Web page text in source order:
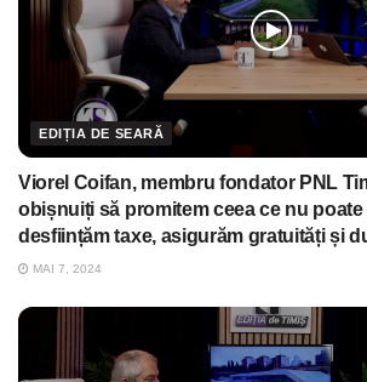
EDIȚIA DE SEARĂ
Viorel Coifan, membru fondator PNL
obișnuiți să promitem ceea ce nu
desființăm taxe, asigurăm gratuități și
MAI 7, 2024